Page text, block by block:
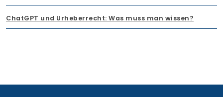
ChatGPT und Urheberrecht: Was muss man wissen?